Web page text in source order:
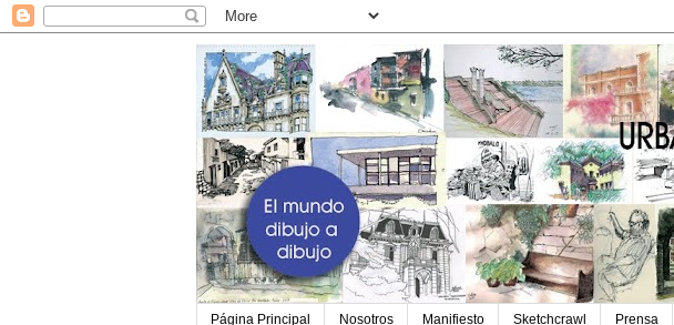
Página Principal Nosotros Manifiesto Sketchcrawl Prensa